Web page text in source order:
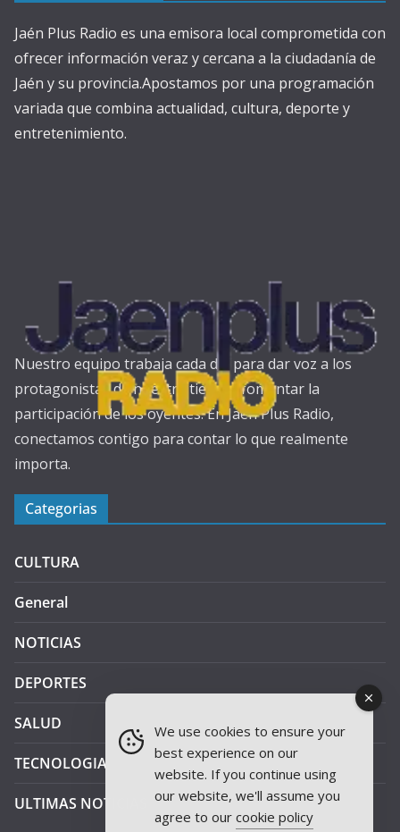
Jaén Plus Radio es una emisora local comprometida con
ofrecer información veraz y cercana a la ciudadanía de
Jaén y su provincia.Apostamos por una programación
variada que combina actualidad, cultura, deporte y
entretenimiento.
Nuestro equipo trabaja cada día para dar voz a los
protagonistas de nuestra tierra y fomentar la
participación de los oyentes. En Jaén Plus Radio,
conectamos contigo para contar lo que realmente
importa.
Categorias
CULTURA
General
NOTICIAS
DEPORTES
SALUD
TECNOLOGIA
ULTIMAS NOTICIAS
We use cookies to ensure your
best experience on our
website. If you continue using
our website, we'll assume you
agree to our cookie policy